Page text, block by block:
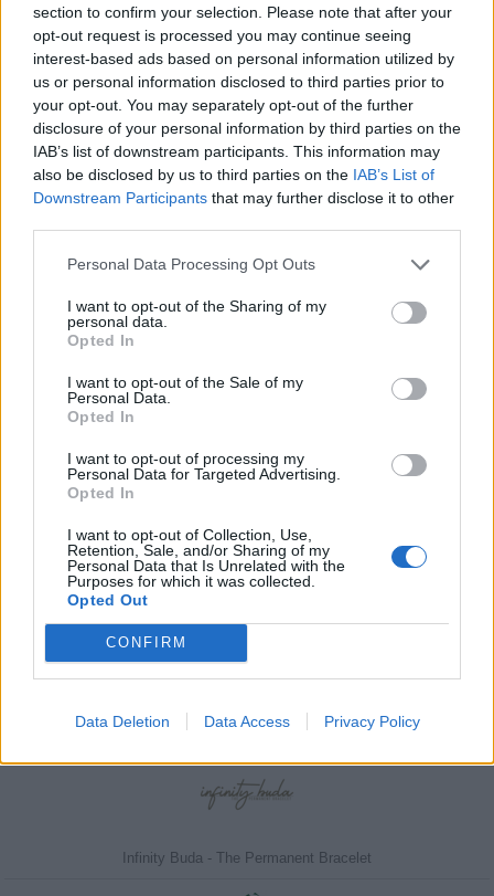
section to confirm your selection. Please note that after your
opt-out request is processed you may continue seeing
interest-based ads based on personal information utilized by
us or personal information disclosed to third parties prior to
your opt-out. You may separately opt-out of the further
disclosure of your personal information by third parties on the
IAB’s list of downstream participants. This information may
also be disclosed by us to third parties on the IAB’s List of
Downstream Participants that may further disclose it to other
Personal Data Processing Opt Outs
I want to opt-out of the Sharing of my
personal data.
Opted In
I want to opt-out of the Sale of my
Personal Data.
Opted In
I want to opt-out of processing my
Personal Data for Targeted Advertising.
Opted In
I want to opt-out of Collection, Use,
Retention, Sale, and/or Sharing of my
Personal Data that Is Unrelated with the
Purposes for which it was collected.
Opted Out
CONFIRM
Data Deletion Data Access Privacy Policy
Minősítés
Hogyan lehet minősített
kutyabarát helyed?
Megismerem
Javasolj egy kutyabarát helyet!
Infinity Buda - The Permanent Bracelet